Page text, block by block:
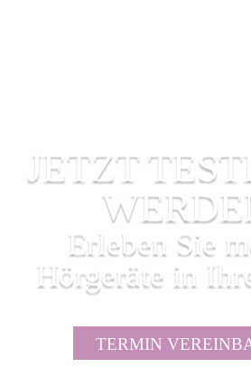
JETZT
Erleben Sie
Hörgeräte in
TERMIN